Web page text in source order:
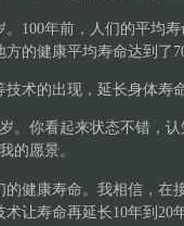
100年前，人们的平均
的健康平均寿命达到了
术的出现，延长身体寿
。你看起来状态不错，
的愿景。
健康寿命。我相信，在
让寿命再延长10年到20年